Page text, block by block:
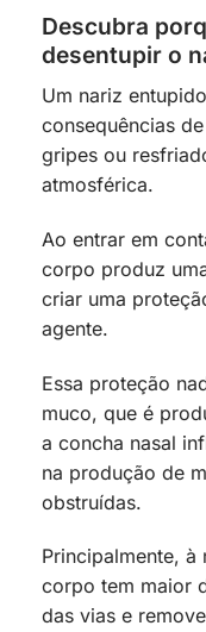
Descubra
desentupir o
Um nariz
consequências
gripes ou
atmosférica.
Ao entrar em
corpo produz
criar uma
agente.
Essa proteção
muco, que é
a concha nasal
na produção de
obstruídas.
Principalmente,
corpo tem maior
das vias e